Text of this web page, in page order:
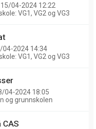
15/04-2024 12:22
VG1, VG2 og VG3
04-2024 14:34
VG1, VG2 og VG3
04-2024 18:05
og grunnskolen
CAS